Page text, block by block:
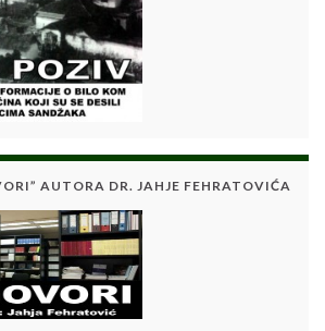
AUTORA DR. JAHJE FEHRATOVIĆA